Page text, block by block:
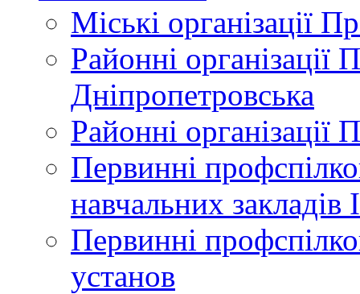
Міські організації
Районні організації
Дніпропетровська
Районні організації
Первинні
навчальних закладів
Первинні
установ